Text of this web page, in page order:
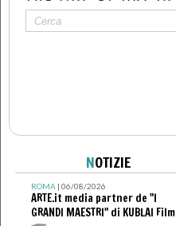
NOTIZIE
ROMA| 06/08/2026
ARTE.it media partner de "I
GRANDI MAESTRI" di KUBLAI Film